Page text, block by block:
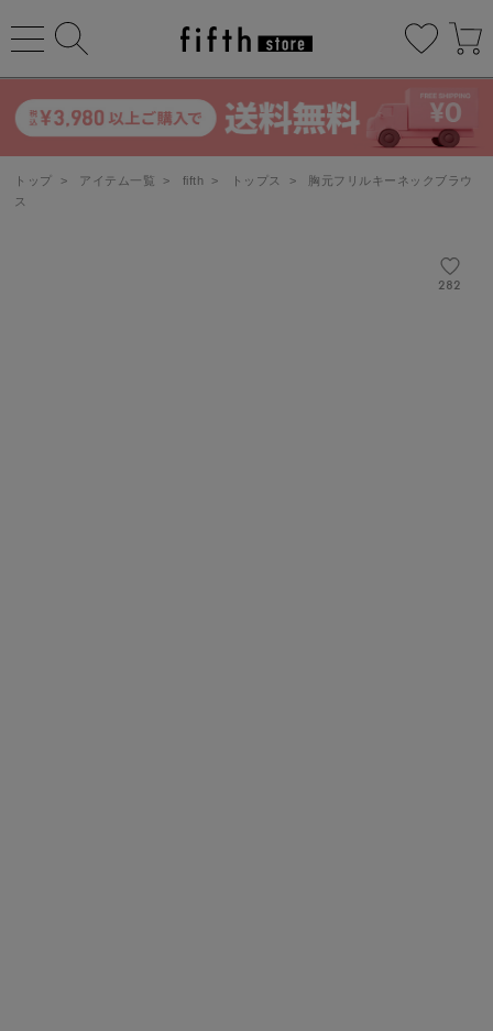
トップ > アイテム一覧 > fifth > トップス >
胸元フリルキーネックブラウ
ス
282